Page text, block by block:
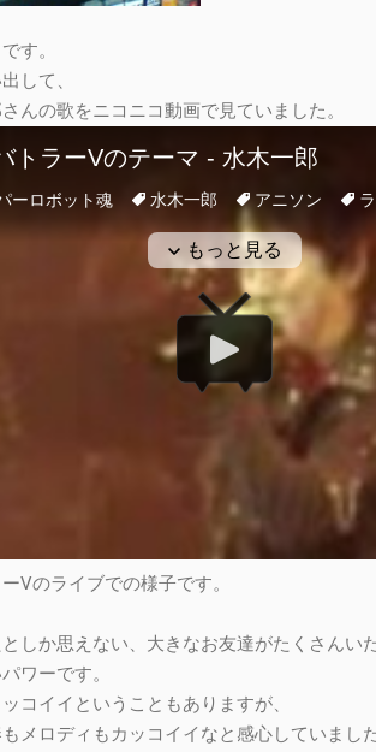
す。
して、
んの歌をニコニコ動画で見ていました。
Vのライブでの様子です。
しか思えない、大きなお友達がたくさんい
ワーです。
コイイということもありますが、
メロディもカッコイイなと感心していました